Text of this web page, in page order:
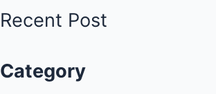
Recent Post
Category